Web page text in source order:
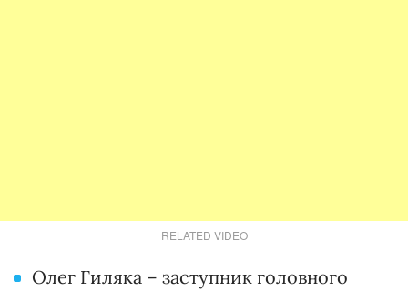
RELATED VIDEO
Олег Гиляка – заступник головного